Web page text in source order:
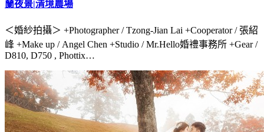
蘭夜景|清境農場
＜婚紗拍攝＞ +Photographer / Tzong-Jian Lai +Cooperator / 張紹
峰 +Make up / Angel Chen +Studio / Mr.Hello婚禮事務所 +Gear /
D810, D750 , Phottix…